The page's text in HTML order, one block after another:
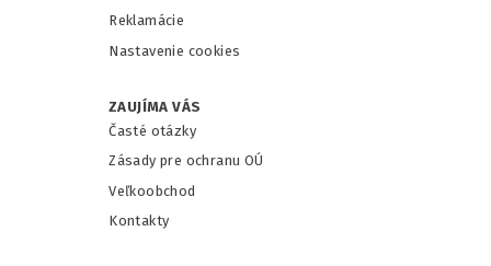
Reklamácie
Nastavenie cookies
ZAUJÍMA VÁS
Časté otázky
Zásady pre ochranu OÚ
Veľkoobchod
Kontakty